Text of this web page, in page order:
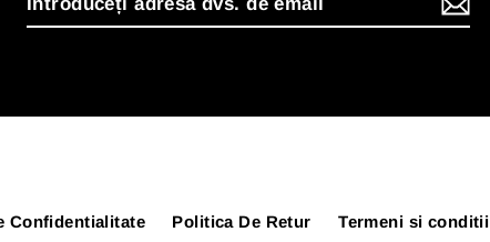
Confidentialitate Politica De Retur Termeni si conditii